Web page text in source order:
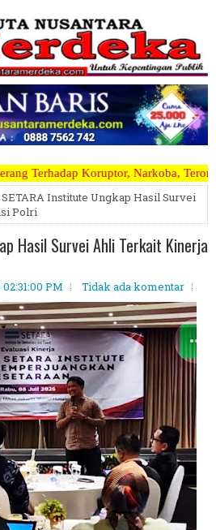
Teroris Musuh Rakyat
SETARA Institute Ungkap Hasil Survei
Polri
Hasil Survei Ahli Terkait Kinerja
PM Tidak ada komentar